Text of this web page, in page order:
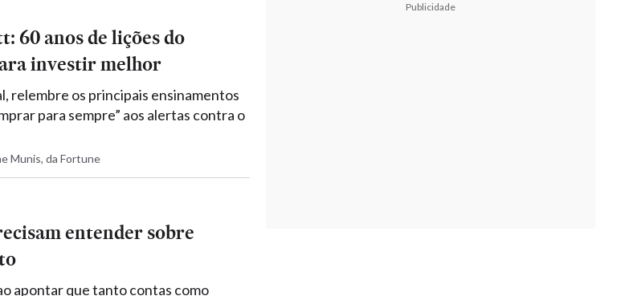
60 anos de lições do
investir melhor
relembre os principais ensinamentos
para sempre” aos alertas contra o
Munis, da Fortune
entender sobre
apontar que tanto contas como
Publicidade